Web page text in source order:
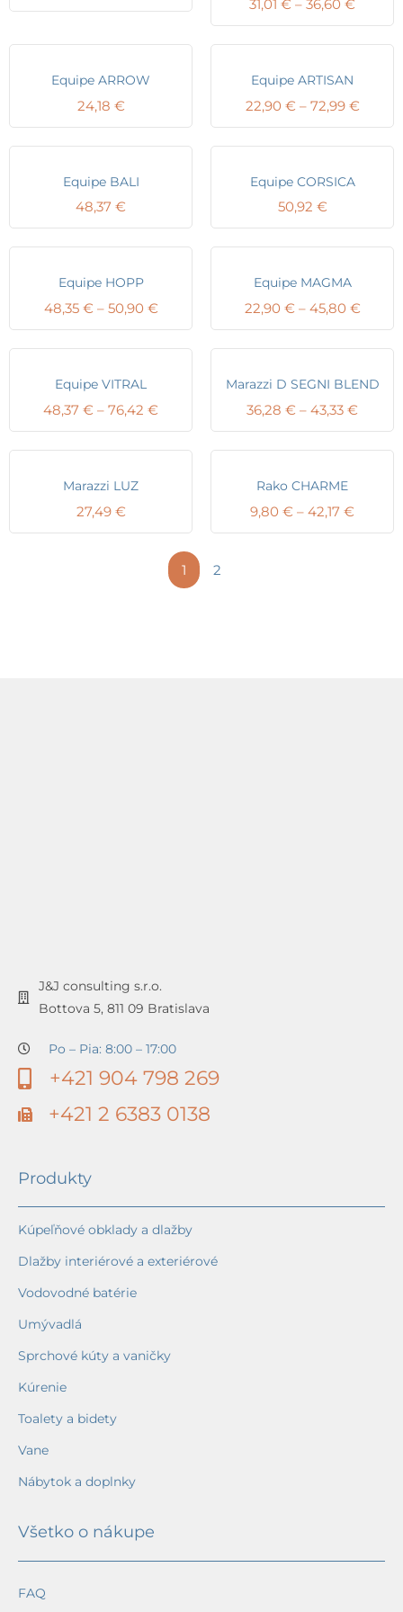
31,01 € – 36,60 €
range:
31,01 €
Equipe ARROW
24,18 €
Equipe ARTISAN
22,90 € – 72,99 €Price
range:
22,90
Equipe BALI
48,37 €
Equipe CORSICA
50,92 €
Equipe HOPP
48,35 € – 50,90 €Price
range:
48,35 €
Equipe MAGMA
22,90 € – 45,80 €Price
range:
22,90
45,80
Equipe VITRAL
48,37 € – 76,42 €
range:
48,37 €
Marazzi D SEGNI BLEND
36,28 € – 43,33 €
range:
36,28
Marazzi LUZ
27,49 €
Rako CHARME
9,80 € – 42,17 €
range:
1 2
J&J consulting s.r.o.
Bottova 5, 811 09 Bratislava
Po – Pia: 8:00 – 17:00
+421 904 798 269
+421 2 6383 0138
Produkty
Kúpeľňové obklady a dlažby
Dlažby interiérové a exteriérové
Vodovodné batérie
Umývadlá
Sprchové kúty a vaničky
Kúrenie
Toalety a bidety
Vane
Nábytok a doplnky
Všetko o nákupe
FAQ